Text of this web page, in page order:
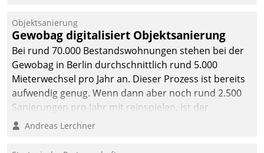
Unternehmen.
Objektsanierung
Gewobag digitalisiert Objektsanierung
Bei rund 70.000 Bestandswohnungen stehen bei der
Gewobag in Berlin durchschnittlich rund 5.000
Mieterwechsel pro Jahr an. Dieser Prozess ist bereits
aufwendig genug. Wenn dann aber noch rund 2.500
Sanierungen pro Jahr mit reinspielen, ist der
Betreuungs- und Organisationsaufwand immens. Im
kommunale Wohnungsbauunternehmen daher
Andreas Lerchner